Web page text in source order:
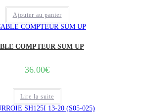
initial
était :
139.90€.
actuel
89.90€.
Ajouter au panier
COMPTEUR SUM UP
36.00€
Lire la suite